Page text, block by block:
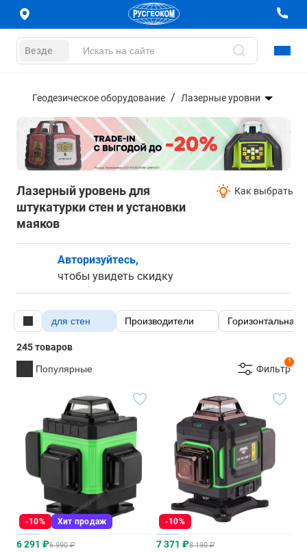
Везде
Геодезическое оборудование Лазерные уровни
Лазерный уровень для
штукатурки стен и установки
маяков
Как выбрать
Авторизуйтесь,
чтобы увидеть скидку
для стен Производители Горизонтальная
245 товаров
Популярные
1
Фильтр
-10% Хит продаж
6 291 ₽6 990 ₽
-10%
7 371 ₽8 190 ₽